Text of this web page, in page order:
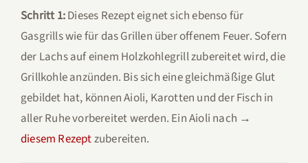
Schritt 1:Dieses Rezept eignet sich ebenso für
Gasgrills wie für das Grillen über offenem Feuer. Sofern
der Lachs auf einem Holzkohlegrill zubereitet wird, die
Grillkohle anzünden. Bis sich eine gleichmäßige Glut
gebildet hat, können Aioli, Karotten und der Fisch in
aller Ruhe vorbereitet werden. Ein Aioli nach →
diesem Rezeptzubereiten.